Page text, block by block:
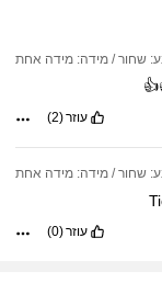
שחור / מידה: מידה אחת
עוזר(2)
שחור / מידה: מידה אחת
עוזר(0)